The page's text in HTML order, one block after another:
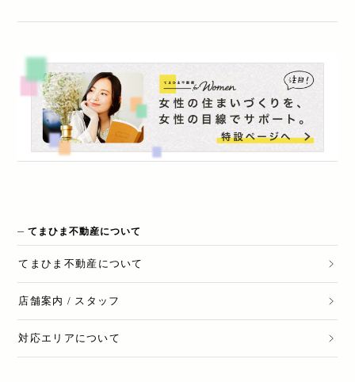
てまひま不動産について
てまひま不動産 について
店舗案内 / スタッフ
対応エリアについて